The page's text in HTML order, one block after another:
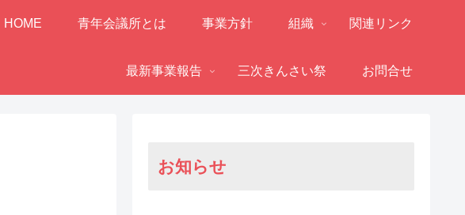
HOME 青年会議所とは 事業方針 組織 関連リンク
最新事業報告 三次きんさい祭 お問合せ
お知らせ